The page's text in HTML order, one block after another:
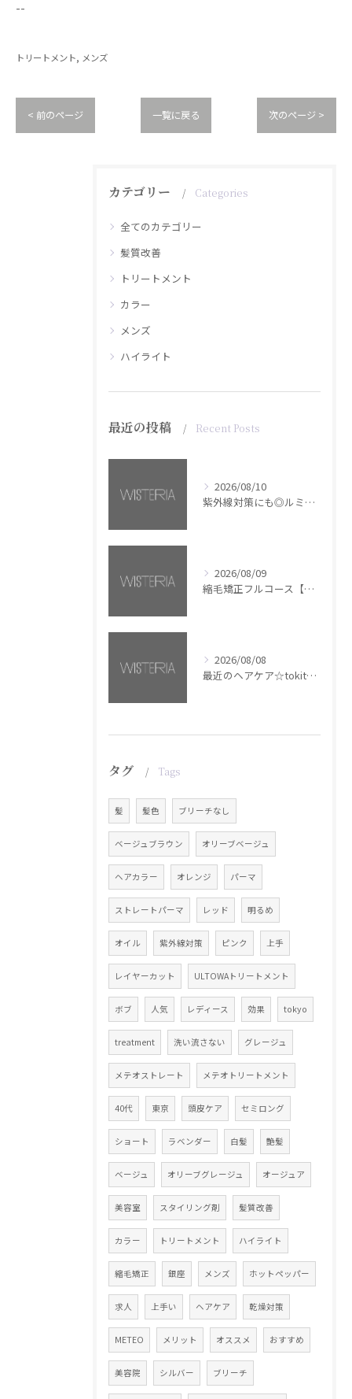
--
トリートメント メンズ
< 前のページ 一覧に戻る 次のページ >
カテゴリー Categories
全てのカテゴリー
髪質改善
トリートメント
カラー
メンズ
ハイライト
最近の投稿 Recent Posts
2026/08/10
紫外線対策にも◎ルミナススプレー【銀座・美容室WISTERIA】
2026/08/09
縮毛矯正フルコース【銀座・美容室WISTERIA】
2026/08/08
最近のヘアケア☆tokita【銀座・美容室WISTERIA】
タグ Tags
髪 髪色 ブリーチなし
ベージュブラウン オリーブベージュ
ヘアカラー オレンジ パーマ
ストレートパーマ レッド 明るめ
オイル 紫外線対策 ピンク 上手
レイヤーカット ULTOWAトリートメント
ボブ 人気 レディース 効果 tokyo
treatment 洗い流さない グレージュ
メテオストレート メテオトリートメント
40代 東京 頭皮ケア セミロング
ショート ラベンダー 白髪 艶髪
ベージュ オリーブグレージュ オージュア
美容室 スタイリング剤 髪質改善
カラー トリートメント ハイライト
縮毛矯正 銀座 メンズ ホットペッパー
求人 上手い ヘアケア 乾燥対策
METEO メリット オススメ おすすめ
美容院 シルバー ブリーチ